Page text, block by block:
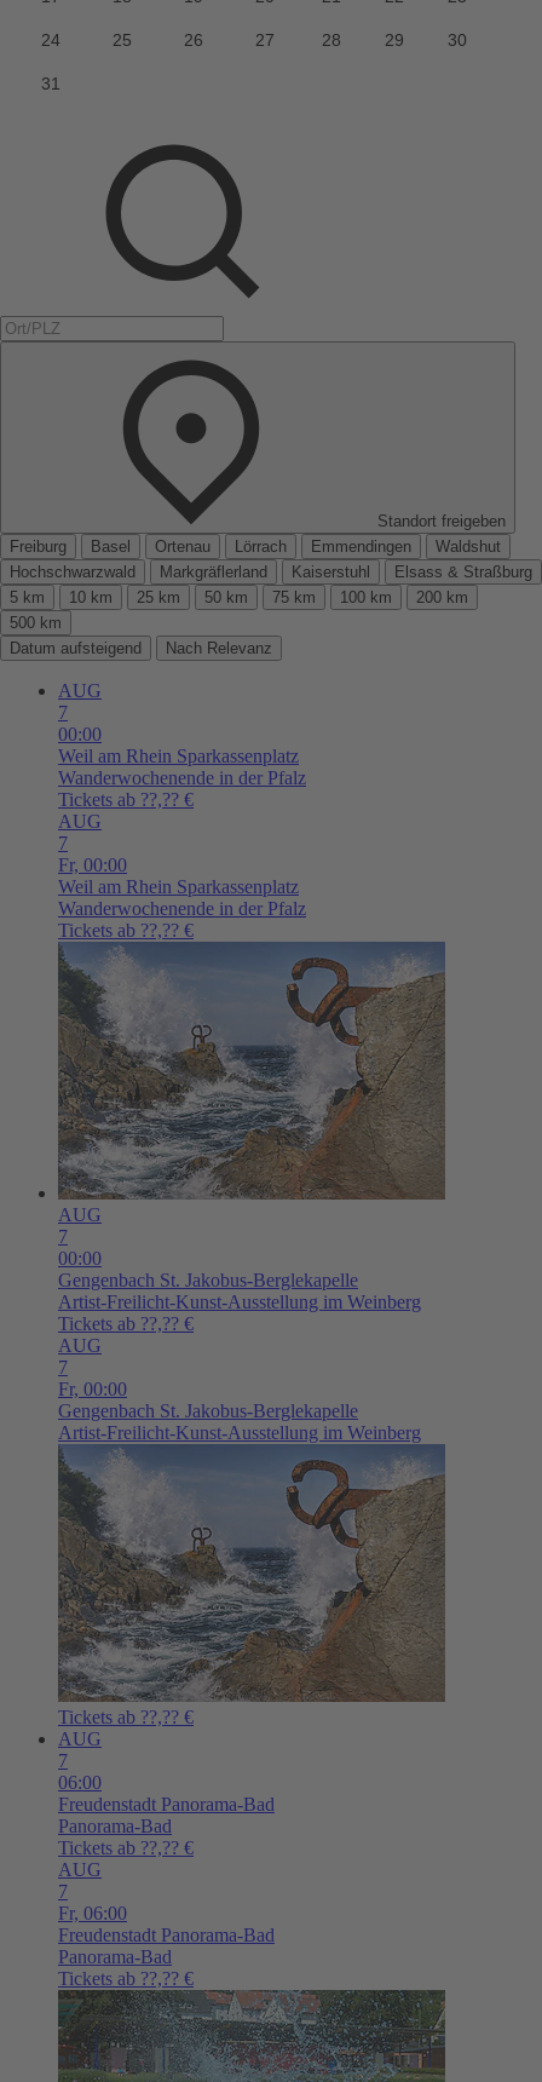
Standort freigeben
Freiburg
Basel Ortenau Lörrach Emmendingen
Waldshut
Hochschwarzwald
Markgräflerland Kaiserstuhl
Elsass & Straßburg
5 km
10 km 25 km 50 km 75 km 100 km
200 km
500 km
Datum aufsteigend
Nach Relevanz
AUG
7
00:00
Weil am Rhein Sparkassenplatz
Wanderwochenende in der Pfalz
Tickets ab ??,?? €
AUG
7
Fr, 00:00
Weil am Rhein Sparkassenplatz
Wanderwochenende in der Pfalz
Tickets ab ??,?? €
AUG
7
00:00
Gengenbach St. Jakobus-Berglekapelle
Artist-Freilicht-Kunst-Ausstellung im Weinberg
Tickets ab ??,?? €
AUG
7
Fr, 00:00
Gengenbach St. Jakobus-Berglekapelle
Artist-Freilicht-Kunst-Ausstellung im Weinberg
Tickets ab ??,?? €
AUG
7
06:00
Freudenstadt Panorama-Bad
Panorama-Bad
Tickets ab ??,?? €
AUG
7
Fr, 06:00
Freudenstadt Panorama-Bad
Panorama-Bad
Tickets ab ??,?? €